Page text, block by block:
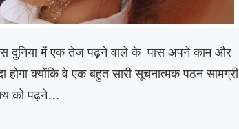
इस दुनिया में एक तेज पढ़ने वाले के पास अपने काम और
क्योंकि वे एक बहुत सारी सूचनात्मक पठन सामग्री
को पढ़ने…